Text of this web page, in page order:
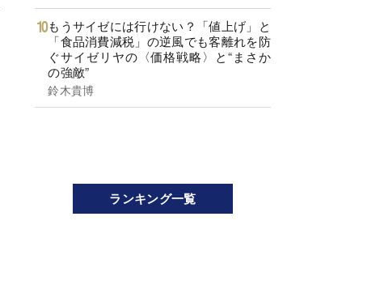
もうサイゼには行けない？「値上げ」と
「食品消費減税」の逆風でも客離れを防
ぐサイゼリヤの〈価格戦略〉と“まさか
の強敵”
鈴木貴博
ランキング一覧